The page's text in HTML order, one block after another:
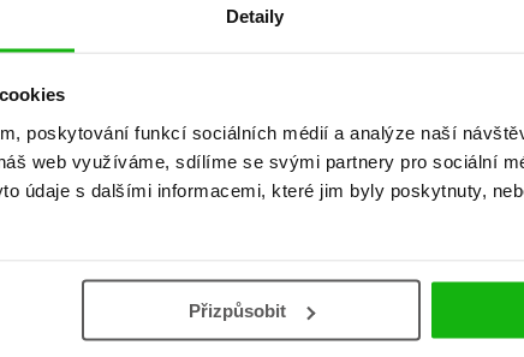
Detaily
poskytování funkcí sociálních médií a analýze naší
web využíváme, sdílíme se svými partnery pro sociální
údaje s dalšími informacemi, které jim byly poskytnuty,
Přizpůsobit
Uživatelskou recenzi mohou vkládat pouze registrovaní